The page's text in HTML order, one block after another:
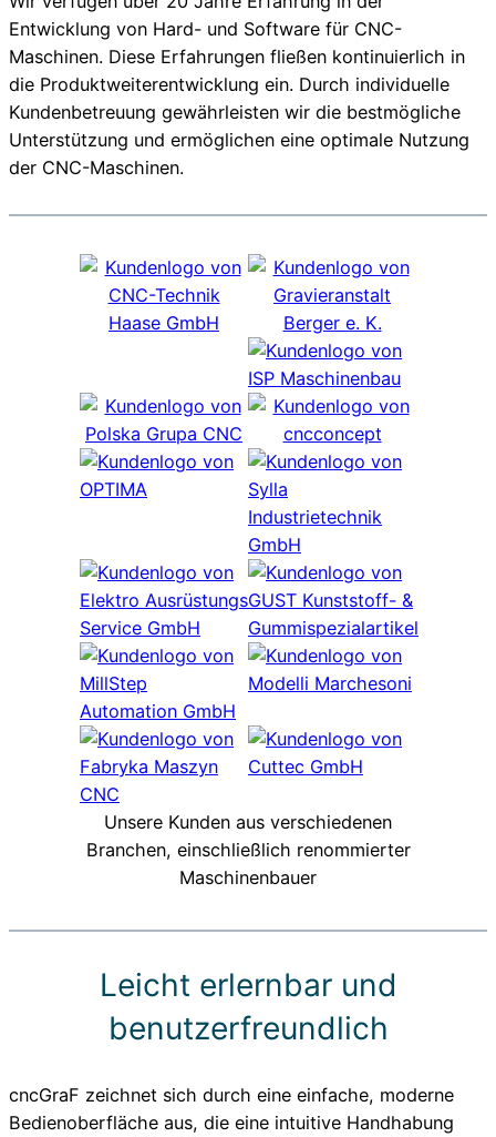
Entwicklung von Hard- und Software für CNC-
Maschinen. Diese Erfahrungen fließen kontinuierlich in
die Produktweiterentwicklung ein. Durch individuelle
Kundenbetreuung gewährleisten wir die bestmögliche
Unterstützung und ermöglichen eine optimale Nutzung
der CNC-Maschinen.
Unsere Kunden aus verschiedenen
Branchen, einschließlich renommierter
Maschinenbauer
Leicht erlernbar und
benutzerfreundlich
cncGraF zeichnet sich durch eine einfache, moderne
Bedienoberfläche aus, die eine intuitive Handhabung